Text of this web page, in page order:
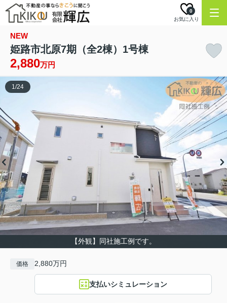
お気に入り
0
NEW
姫路市北原7期（全2棟）1号棟
2,880万円
【外観】同社施工例です。
1/24
価格 2,880万円
支払いシミュレーション